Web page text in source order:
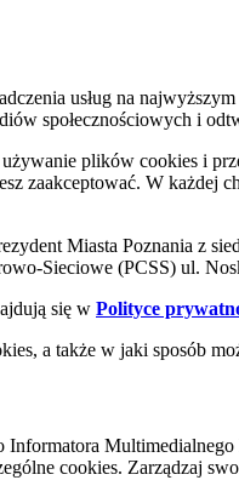
usług na
społecznościowych i
plików cookies i
zaakceptować. W
Miasta Poznania z
Sieciowe (PCSS) ul.
się w Polityce
a także w jaki sposób
cookies. Zarządzaj